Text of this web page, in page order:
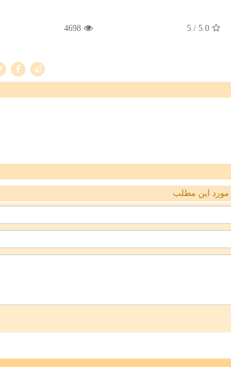
5.0
/ 5
4698
مورد این مطلب